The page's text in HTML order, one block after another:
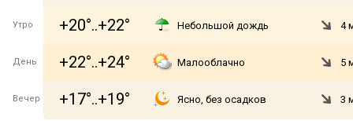
Утро +20°..+22° Небольшой дождь 4
День +22°..+24° Малооблачно 5
Вечер +17°..+19° Ясно, без осадков 3